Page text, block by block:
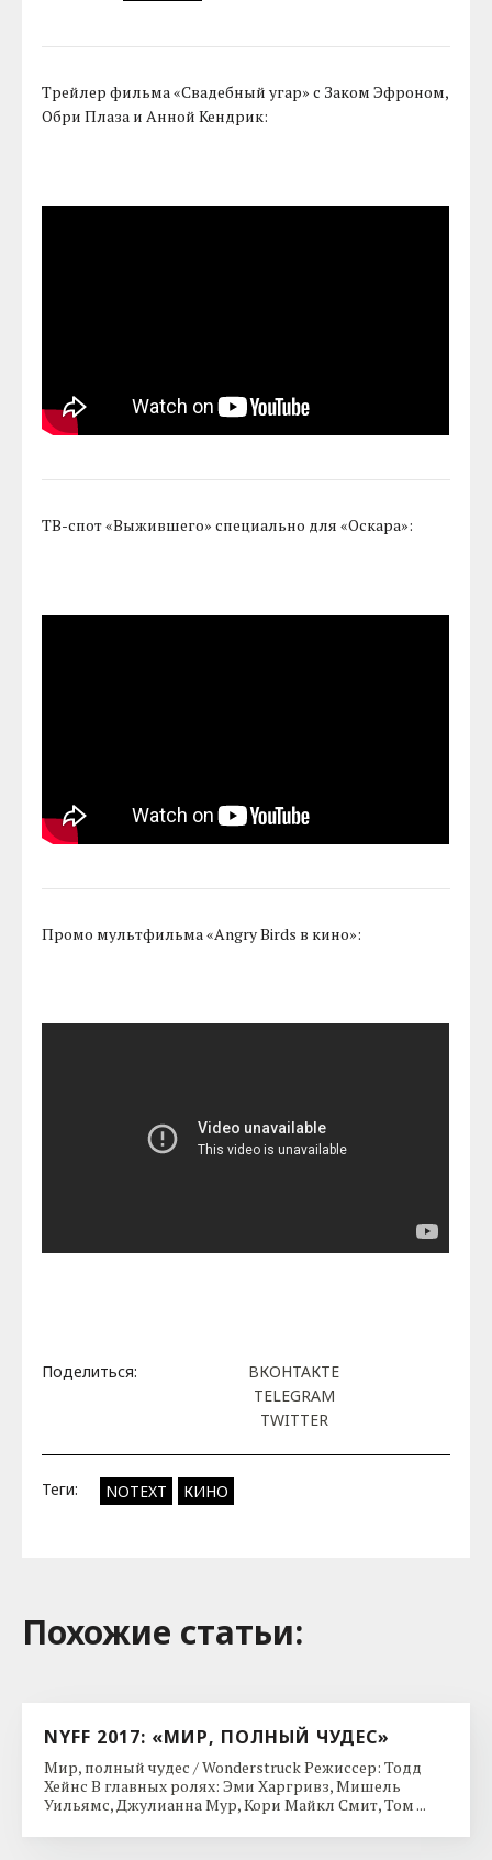
Трейлер фильма «Свадебный угар» с Заком Эфроном,
Обри Плаза и Анной Кендрик:
ТВ-спот «Выжившего» специально для «Оскара»:
Промо мультфильма «Angry Birds в кино»:
Поделиться:
ВКОНТАКТЕ
TELEGRAM
TWITTER
Теги: NOTEXT КИНО
Похожие cтатьи:
NYFF 2017: «МИР, ПОЛНЫЙ ЧУДЕС»
Мир, полный чудес / Wonderstruck Режиссер: Тодд
Хейнс В главных ролях: Эми Харгривз, Мишель
Уильямс, Джулианна Мур, Кори Майкл Смит, Том ...